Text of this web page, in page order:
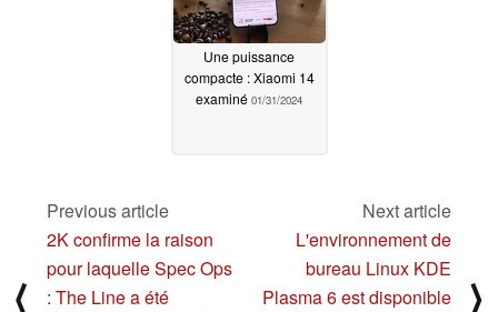
Une puissance
compacte : Xiaomi 14
examiné 01/31/2024
⟨
Previous article
2K confirme la raison
pour laquelle Spec Ops
: The Line a été
Next article
L'environnement de
bureau Linux KDE
Plasma 6 est disponible
⟩